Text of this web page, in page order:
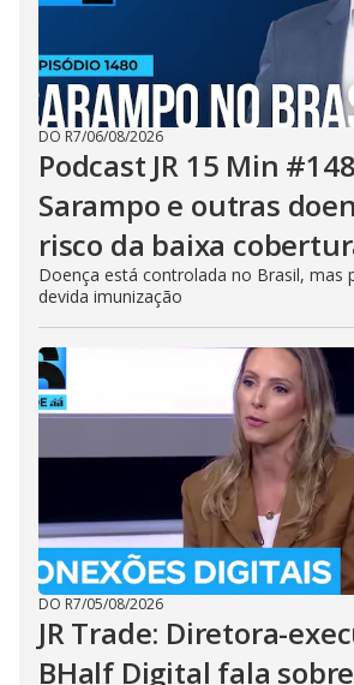
DO R7/06/08/2026
Podcast JR 15 Min
Sarampo e outras
risco da baixa
Doença está controlada no Brasil, mas
devida imunização
DO R7/05/08/2026
JR Trade: Diretora-
BHalf Digital fala